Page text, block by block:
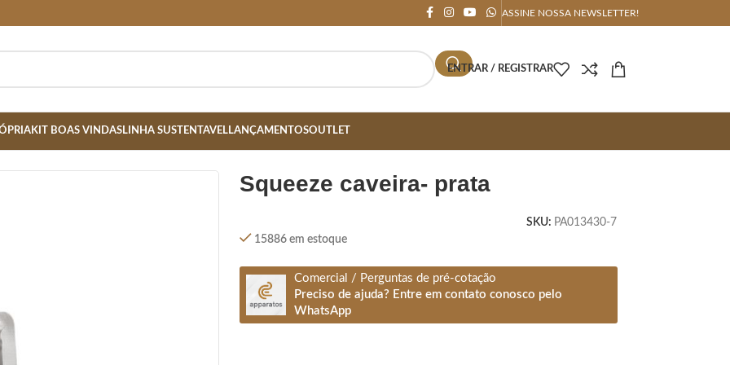
ASSINE NOSSA NEWSLETTER!
ENTRAR / REGISTRAR
KIT BOAS VINDASLINHA SUSTENTAVELLANÇAMENTOSOUTLET
squeeze caveira- prata
SKU: PA013430-7
15886 em estoque
Comercial / Perguntas de pré-cotação
Preciso de ajuda? Entre em contato conosco pelo
WhatsApp